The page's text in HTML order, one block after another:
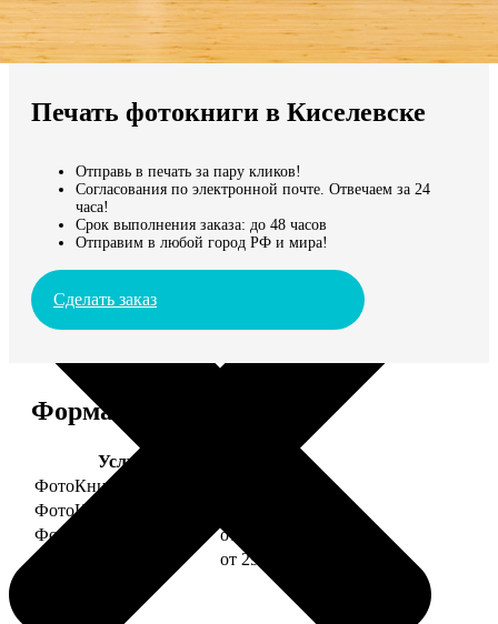
Мы доставляем по всему миру
Продолжить без города
Печать фотокниги в Киселевске
Отправь в печать за пару кликов!
Согласования по электронной почте. Отвечаем за 24
часа!
Срок выполнения заказа: до 48 часов
Отправим в любой город РФ и мира!
Сделать заказ
Форматы и цены
Услуга
ФотоКниги "Премиум"
ФотоКниги "Слим"
ФотоКниги "Лайт"
от 2990
ФотоКниги "Софт"
от 2990